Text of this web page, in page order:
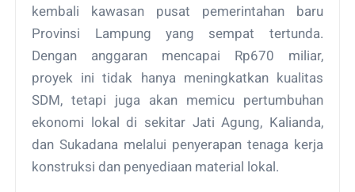
kembali kawasan pusat pemerintahan baru
Provinsi Lampung yang sempat tertunda.
Dengan anggaran mencapai Rp670 miliar,
proyek ini tidak hanya meningkatkan kualitas
SDM, tetapi juga akan memicu pertumbuhan
ekonomi lokal di sekitar Jati Agung, Kalianda,
dan Sukadana melalui penyerapan tenaga kerja
konstruksi dan penyediaan material lokal.